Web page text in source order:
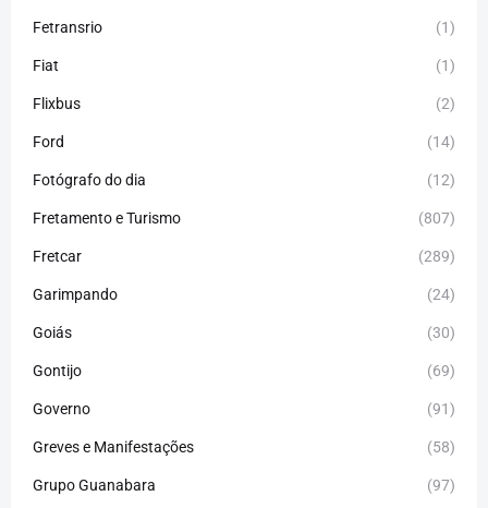
Fetransrio (1)
Fiat (1)
Flixbus (2)
Ford (14)
Fotógrafo do dia (12)
Fretamento e Turismo (807)
Fretcar (289)
Garimpando (24)
Goiás (30)
Gontijo (69)
Governo (91)
Greves e Manifestações (58)
Grupo Guanabara (97)